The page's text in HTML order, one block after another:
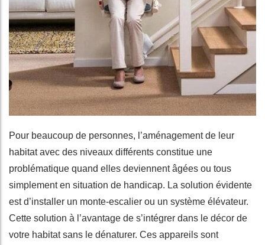
Pour beaucoup de personnes, l’aménagement de leur
habitat avec des niveaux différents constitue une
problématique quand elles deviennent âgées ou tous
simplement en situation de handicap. La solution évidente
est d’installer un monte-escalier ou un système élévateur.
Cette solution à l’avantage de s’intégrer dans le décor de
votre habitat sans le dénaturer. Ces appareils sont